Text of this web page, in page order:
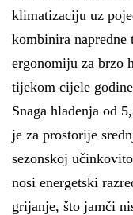
klimatizaciju uz
kombinira napredne
ergonomiju za brzo
tijekom cijele
Snaga hlađenja od
je za prostorije
sezonskoj
nosi energetski
grijanje, što jamči